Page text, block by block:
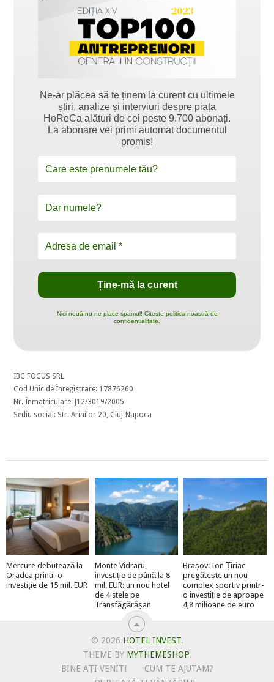
Ne-ar plăcea să te ținem la curent cu ultimele
știri, analize și interviuri despre piața
HoReCa alături de cei peste 9.700 abonați.
La abonare vei primi automat documentul
promis!
Nici nouă nu ne place spamul! Citește politica noastră de
confidențialitate.
IBC FOCUS SRL
Cod Unic de Înregistrare: 17876260
Nr. Înmatriculare: J12/3019/2005
Sediu social: Str. Arinilor 20, Cluj-Napoca
Mercure debutează la
Oradea printr-o
investiție de 15 mil. EUR
Monte Vidraru,
investiție de până la 8
mil. EUR: un nou hotel
de 4 stele pe
Transfăgărășan
Brașov: Ion Țiriac
pregătește un nou
complex sportiv printr-
o investiție de aproape
4,8 milioane de euro
© 2026 HOTEL INVEST.
THEME BY MYTHEMESHOP.
BINE AȚI VENIT!
CUM TE AJUTAM?